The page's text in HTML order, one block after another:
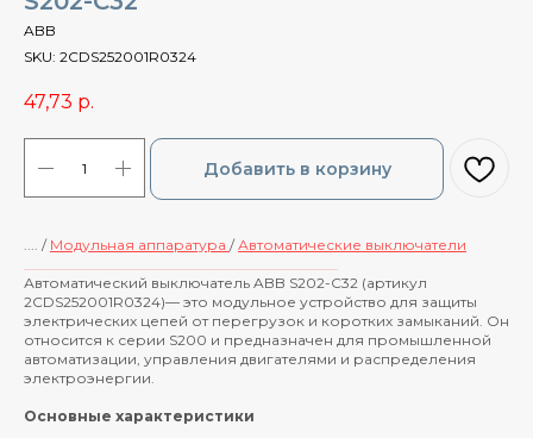
ABB
SKU: 2CDS252001R0324
47,73 р.
Добавить в корзину
.... / Модульная аппаратура / Автоматические выключатели
Автоматический выключатель ABB S202-C32 (артикул
2CDS252001R0324)— это модульное устройство для защиты
электрических цепей от перегрузок и коротких замыканий. Он
относится к серии S200 и предназначен для промышленной
автоматизации, управления двигателями и распределения
электроэнергии.
Основные характеристики